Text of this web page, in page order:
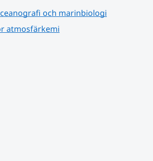
och marinbiologi
atmosfärkemi